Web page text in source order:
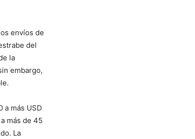
envíos de
del
la
embargo,
a más USD
más de 45
La